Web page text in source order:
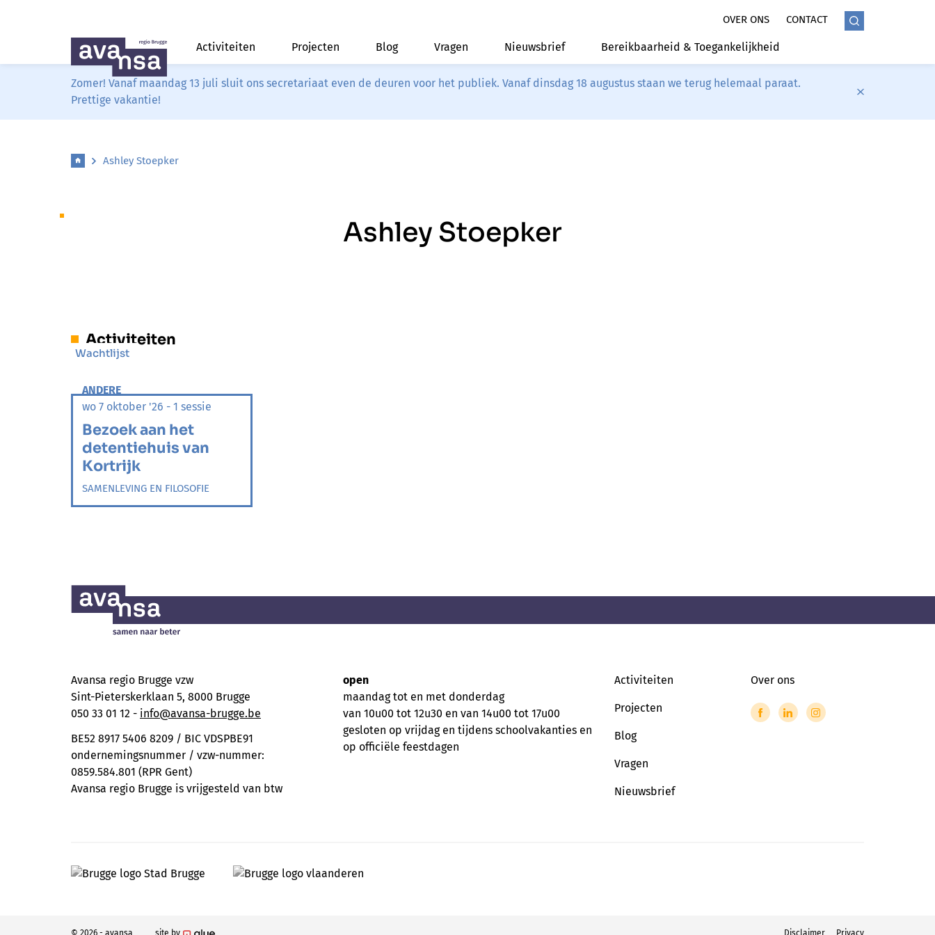
OVER ONS CONTACT
Activiteiten Projecten Blog Vragen Nieuwsbrief Bereikbaarheid & Toegankelijkheid
Zomer! Vanaf maandag 13 juli sluit ons secretariaat even de deuren voor het publiek. Vanaf dinsdag 18 augustus staan we terug helemaal paraat.
Prettige vakantie!
Ashley Stoepker
Ashley Stoepker
Activiteiten
Wachtlijst
ANDERE
wo 7 oktober '26 - 1 sessie
Bezoek aan het
detentiehuis van
Kortrijk
SAMENLEVING EN FILOSOFIE
Avansa regio Brugge vzw
Sint-Pieterskerklaan 5, 8000 Brugge
050 33 01 12 - info@avansa-brugge.be
BE52 8917 5406 8209 / BIC VDSPBE91
ondernemingsnummer / vzw-nummer:
0859.584.801 (RPR Gent)
Avansa regio Brugge is vrijgesteld van btw
open
maandag tot en met donderdag
van 10u00 tot 12u30 en van 14u00 tot 17u00
gesloten op vrijdag en tijdens schoolvakanties en
op officiële feestdagen
Activiteiten
Projecten
Blog
Vragen
Nieuwsbrief
Over ons
Disclaimer Privacy
© 2026 - avansa site by